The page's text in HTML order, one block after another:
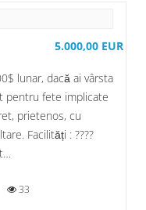
5.000,00 EUR
lunar, dacă ai vârsta
pentru fete implicate
prietenos, cu
Facilități : ????
33